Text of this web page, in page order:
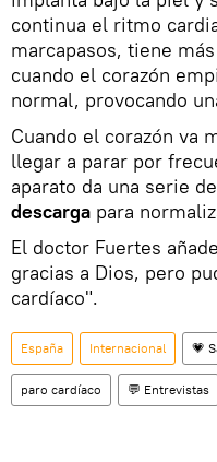
continua el ritmo
marcapasos, tiene
cuando el corazón
normal, provocando
Cuando el corazón va
llegar a parar por
aparato da una serie
descarga para
El doctor Fuertes
gracias a Dios, pero
cardíaco".
España Internacional 💗
paro cardíaco 💬 Entrevistas